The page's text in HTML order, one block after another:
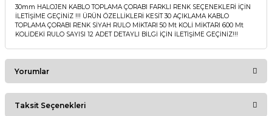
30mm HALOJEN KABLO TOPLAMA ÇORABI FARKLI RENK SEÇENEKLERİ İÇİN
İLETİŞİME GEÇİNİZ !!! ÜRÜN ÖZELLİKLERİ KESİT 30 AÇIKLAMA KABLO
TOPLAMA ÇORABI RENK SİYAH RULO MİKTARI 50 Mt KOLİ MİKTARI 600 Mt
KOLİDEKİ RULO SAYISI 12 ADET DETAYLI BİLGİ İÇİN İLETİŞİME GEÇİNİZ!!!
Yorumlar
Taksit Seçenekleri